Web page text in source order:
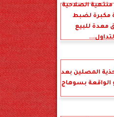
الصلاحية
مكبرة لضبط
معدة للبيع
المصلين بعد
الواقعة بسوهاج